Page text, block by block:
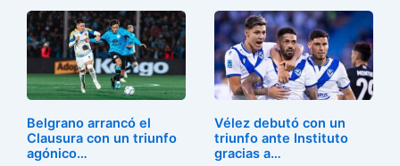
e
b
o
o
k
o
d
o
n
l
p
ar
tir
Belgrano arrancó el
Clausura con un triunfo
agónico…
Vélez debutó con un
triunfo ante Instituto
gracias a…